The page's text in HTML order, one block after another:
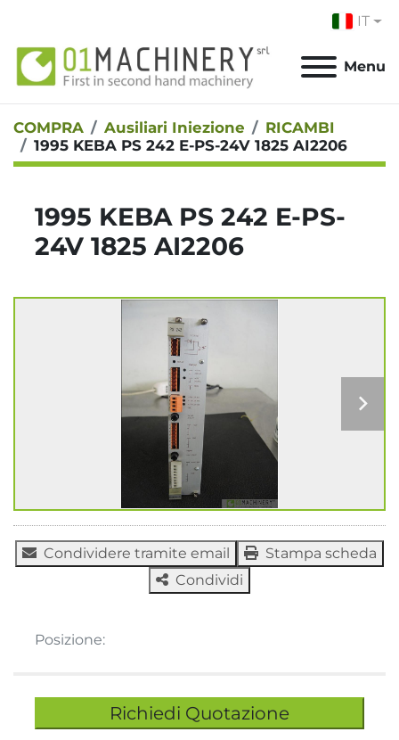
IT
Menu
COMPRA Ausiliari Iniezione
RICAMBI
1995 KEBA PS 242 E-PS-24V 1825 AI2206
1995 KEBA PS 242 E-PS-
24V 1825 AI2206
Condividere tramite email
Stampa scheda
Condividi
Posizione:
Richiedi Quotazione